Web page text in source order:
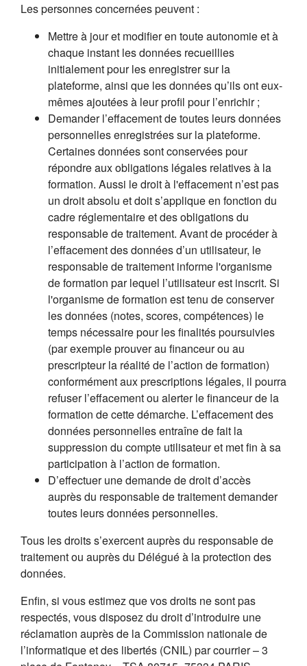
Les personnes concernées peuvent :
Mettre à jour et modifier en toute autonomie et à
chaque instant les données recueillies
initialement pour les enregistrer sur la
plateforme, ainsi que les données qu’ils ont eux-
mêmes ajoutées à leur profil pour l’enrichir ;
Demander l’effacement de toutes leurs données
personnelles enregistrées sur la plateforme.
Certaines données sont conservées pour
répondre aux obligations légales relatives à la
formation. Aussi le droit à l'effacement n’est pas
un droit absolu et doit s’applique en fonction du
cadre réglementaire et des obligations du
responsable de traitement. Avant de procéder à
l’effacement des données d’un utilisateur, le
responsable de traitement informe l'organisme
de formation par lequel l’utilisateur est inscrit. Si
l'organisme de formation est tenu de conserver
les données (notes, scores, compétences) le
temps nécessaire pour les finalités poursuivies
(par exemple prouver au financeur ou au
prescripteur la réalité de l’action de formation)
conformément aux prescriptions légales, il pourra
refuser l’effacement ou alerter le financeur de la
formation de cette démarche. L’effacement des
données personnelles entraîne de fait la
suppression du compte utilisateur et met fin à sa
participation à l’action de formation.
D’effectuer une demande de droit d’accès
auprès du responsable de traitement demander
toutes leurs données personnelles.
Tous les droits s’exercent auprès du responsable de
traitement ou auprès du Délégué à la protection des
données.
Enfin, si vous estimez que vos droits ne sont pas
respectés, vous disposez du droit d’introduire une
réclamation auprès de la Commission nationale de
l’informatique et des libertés (CNIL) par courrier – 3